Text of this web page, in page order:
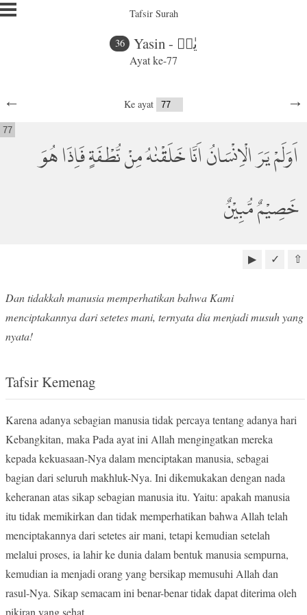
Tafsir Surah
36 Yasin - يٰسۤ
Ayat ke-77
← →
Ke ayat
اَوَلَمْ يَرَ الْاِنْسَانُ اَنَّا خَلَقْنٰهُ مِنْ نُّطْفَةٍ فَاِذَا هُوَ
خَصِيْمٌ مُّبِيْنٌ
77
⇧
✓
▶
Dan tidakkah manusia memperhatikan bahwa Kami
menciptakannya dari setetes mani, ternyata dia menjadi musuh yang
nyata!
Tafsir Kemenag
Karena adanya sebagian manusia tidak percaya tentang adanya hari
Kebangkitan, maka Pada ayat ini Allah mengingatkan mereka
kepada kekuasaan-Nya dalam menciptakan manusia, sebagai
bagian dari seluruh makhluk-Nya. Ini dikemukakan dengan nada
keheranan atas sikap sebagian manusia itu. Yaitu: apakah manusia
itu tidak memikirkan dan tidak memperhatikan bahwa Allah telah
menciptakannya dari setetes air mani, tetapi kemudian setelah
melalui proses, ia lahir ke dunia dalam bentuk manusia sempurna,
kemudian ia menjadi orang yang bersikap memusuhi Allah dan
rasul-Nya. Sikap semacam ini benar-benar tidak dapat diterima oleh
pikiran yang sehat.